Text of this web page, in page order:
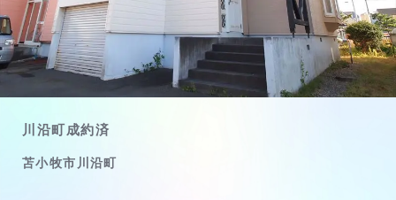
川沿町成約済
苫小牧市川沿町